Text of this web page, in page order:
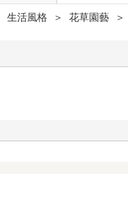
生活風格 ＞ 花草園藝 ＞